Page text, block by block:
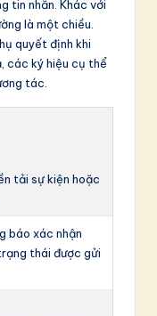
tin nhắn. Khác với
là một chiều.
quyết định khi
các ký hiệu cụ thể
tác.
tải sự kiện hoặc
báo xác nhận
thái được gửi